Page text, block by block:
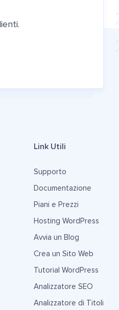
Link Utili
Supporto
Documentazione
Piani e Prezzi
Hosting WordPress
Avvia un Blog
Crea un Sito Web
Tutorial WordPress
Analizzatore SEO
Analizzatore di Titoli